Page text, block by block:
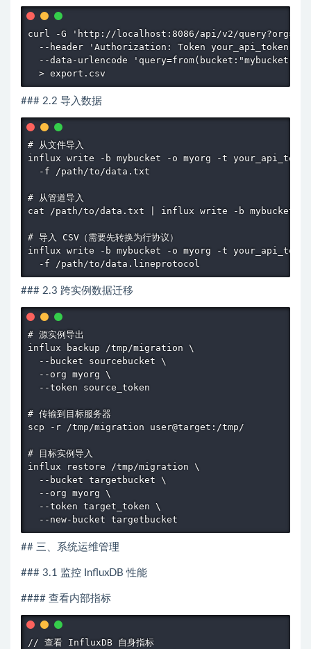
curl -G 'http://localhost:8086/api/v2/
  --header 'Authorization: Token your_api_token' \
--data-urlencode 'query=from(bucket:"mybucket")
  > export.csv
### 2.2 导入数据
# 从文件导入
influx write -b mybucket -o myorg -t
  -f /path/to/data.txt
# 从管道导入
cat /path/to/data.txt | influx write -b mybucket -o
# 导入 CSV（需要先转换为行协议）
influx write -b mybucket -o myorg -t
  -f /path/to/data.lineprotocol
### 2.3 跨实例数据迁移
# 源实例导出
influx backup /tmp/migration \
  --bucket sourcebucket \
  --org myorg \
  --token source_token
# 传输到目标服务器
scp -r /tmp/migration user@target:/tmp/
# 目标实例导入
influx restore /tmp/migration \
  --bucket targetbucket \
  --org myorg \
  --token target_token \
  --new-bucket targetbucket
## 三、系统运维管理
### 3.1 监控 InfluxDB 性能
#### 查看内部指标
// 查看 InfluxDB 自身指标